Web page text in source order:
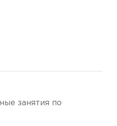
занятия по